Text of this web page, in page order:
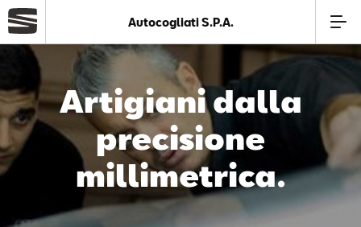
Azienda
Modelli
Service
Autocogliati S.P.A.
Artigiani dalla
precisione
millimetrica.